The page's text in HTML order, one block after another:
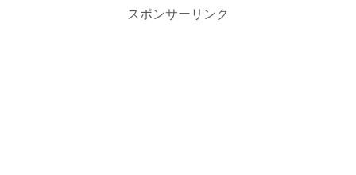
スポンサーリンク